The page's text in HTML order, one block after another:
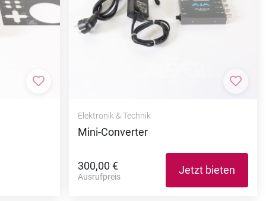
Zur Merkliste hinzufügen Zur
Elektronik & Technik
Mini-Converter
300,00 €
Ausrufpreis
Jetzt bieten